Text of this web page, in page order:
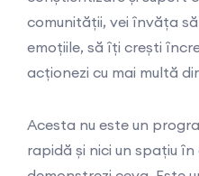
comunității, vei învăța
emoțiile, să îți crești
acționezi cu mai multă
Acesta nu este un
rapidă și nici un spațiu